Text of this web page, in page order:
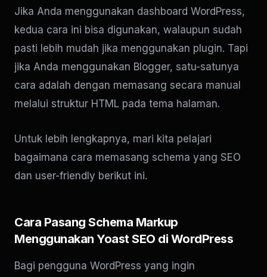
Jika Anda menggunakan dashboard WordPress,
kedua cara ini bisa digunakan, walaupun sudah
pasti lebih mudah jika menggunakan plugin. Tapi
jika Anda menggunakan Blogger, satu-satunya
cara adalah dengan memasang secara manual
melalui struktur HTML pada tema halaman.
Untuk lebih lengkapnya, mari kita pelajari
bagaimana cara memasang schema yang SEO
dan user-friendly berikut ini.
Cara Pasang Schema Markup
Menggunakan Yoast SEO di WordPress
Bagi pengguna WordPress yang ingin